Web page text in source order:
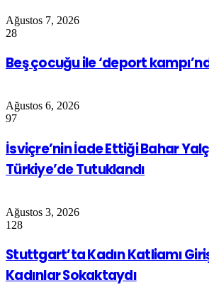
Ağustos 7, 2026
28
Beş çocuğu ile ‘deport
Ağustos 6, 2026
97
İsviçre’nin İade Ettiği Bahar
Türkiye’de Tutuklandı
Ağustos 3, 2026
128
Stuttgart’ta Kadın Katliamı
Kadınlar Sokaktaydı